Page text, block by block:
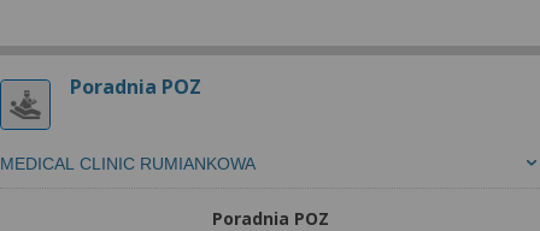
Poradnia POZ
MEDICAL CLINIC RUMIANKOWA
Poradnia POZ